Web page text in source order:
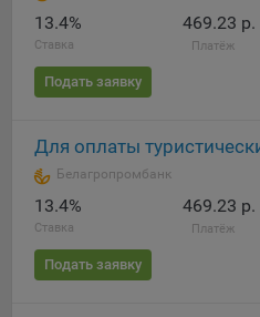
При этом, некоторые
интернет-сайты в режиме
хранимый на компьютере
сохраненные файлов cookie
опцию в истории браузера.
Подробнее о параметрах
перейдя по внешним ссылкам,
соответствующие страницы
13.4%
Ставка
469.23 р.
Платёж
Подать заявку
Для оплаты
Белагропромбанк
13.4%
Ставка
469.23 р.
Платёж
Подать заявку